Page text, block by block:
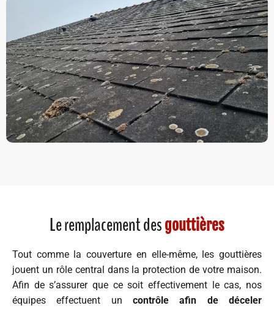
Le remplacement des gouttières
Tout comme la couverture en elle-même, les gouttières
jouent un rôle central dans la protection de votre maison.
Afin de s’assurer que ce soit effectivement le cas, nos
équipes effectuent un contrôle afin de déceler